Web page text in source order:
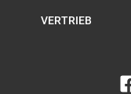
VERTRIEB